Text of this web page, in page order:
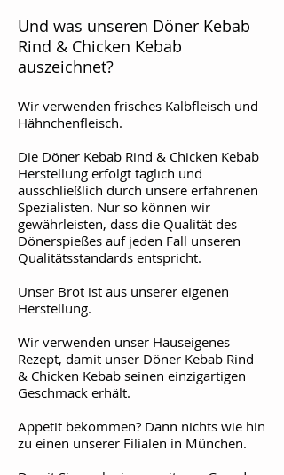
U​nd was unseren Döner Kebab
Rind & Chicken Kebab
auszeichnet?
Wir verwenden frisches Kalbfleisch und
Hähnchenfleisch.
Die Döner Kebab Rind & Chicken Kebab
Herstellung erfolgt täglich und
ausschließlich durch unsere erfahrenen
Spezialisten. Nur so können wir
gewährleisten, dass die Qualität des
Dönerspießes auf jeden Fall unseren
Qualitätsstandards entspricht.
Unser Brot ist aus unserer eigenen
Herstellung.
Wir verwenden unser Hauseigenes
Rezept, damit unser Döner Kebab Rind
& Chicken Kebab seinen einzigartigen
Geschmack erhält.
Appetit bekommen? Dann nichts wie hin
zu einen unserer Filialen in München.